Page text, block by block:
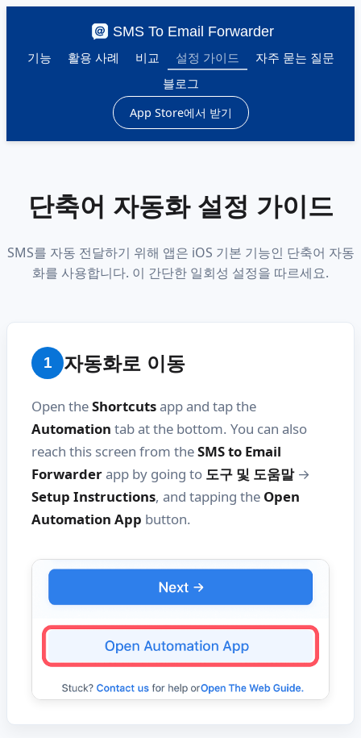
SMS To Email Forwarder
기능
활용 사례 비교 설정 가이드
자주 묻는 질문
블로그
App Store에서 받기
단축어 자동화 설정 가이드
SMS를 자동 전달하기 위해 앱은 iOS 기본 기능인 단축어 자동
화를 사용합니다. 이 간단한 일회성 설정을 따르세요.
1 자동화로 이동
Open theShortcutsapp and tap the
Automation tab at the bottom. You can also
reach this screen from theSMS to Email
Forwarderapp by going to 도구 및 도움말→
Setup Instructions, and tapping the Open
Automation App button.